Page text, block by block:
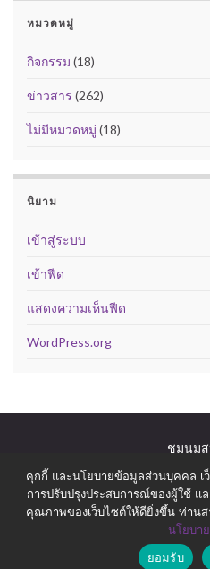
หมวดหมู่
กิจกรรม (18)
ข่าวสาร (262)
ไม่มีหมวดหมู่ (18)
นิยาม
เข้าสู่ระบบ
เข้าฟีด
แสดงความเห็นฟีด
WordPress.org
ชุมนุมส
สมาคมฌาปนกิจสงเคราะ
สมาคมฌาปนกิจสงเคราะห์สห
© 2026 สหกรณ์ออมทรัพย์กรมอู่ทหารเรือ.
Graphene Themes.
คุกกี้ และนโยบายข้อมูลส่วนบุคคล เ
การปรับปรุงประสบการณ์ของผู้ใช้
คุณภาพของเว็บไซต์ให้ดียิ่งขึ้น ท่านส
นโยบา
ยอมรับ